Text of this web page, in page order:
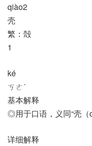
qiào2
壳
繁：殻
1
ké
ㄎㄜˊ
基本解释
◎用于口语，义同“壳（
详细解释